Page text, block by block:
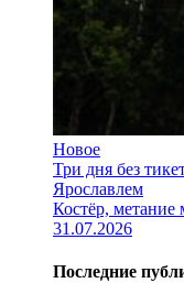
Новое
Три дня без
Ярославлем
Костёр,
31.07.2026
Последние